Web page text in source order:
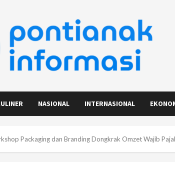
NASIONAL INTERNASIONAL
Packaging dan Branding Dongkrak Omzet Wajib